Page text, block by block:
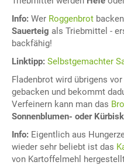
Info: Wer Roggenbrot
Sauerteig als Triebmittel -
backfähig!
Linktipp: Selbstgemachter
Fladenbrot wird übrigens
gebacken und bekommt
Verfeinern kann man das
Sonnenblumen- oder
Info: Eigentlich aus
wieder sehr beliebt ist das
von Kartoffelmehl